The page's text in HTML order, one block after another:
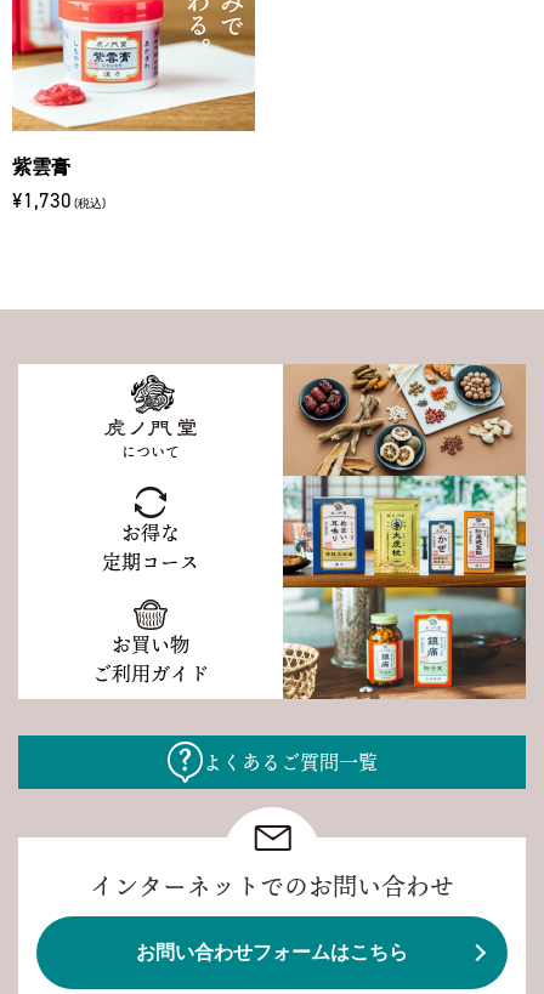
紫雲膏
¥1,730 (税込)
について
お得な
定期コース
お買い物
ご利用ガイド
よくあるご質問一覧
インターネットでのお問い合わせ
お問い合わせフォームはこちら